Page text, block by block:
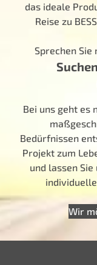
das ideale
Reise zu
Sprechen Sie
Bei uns geht es
Bedürfnissen
Projekt zum
und lassen
Wir